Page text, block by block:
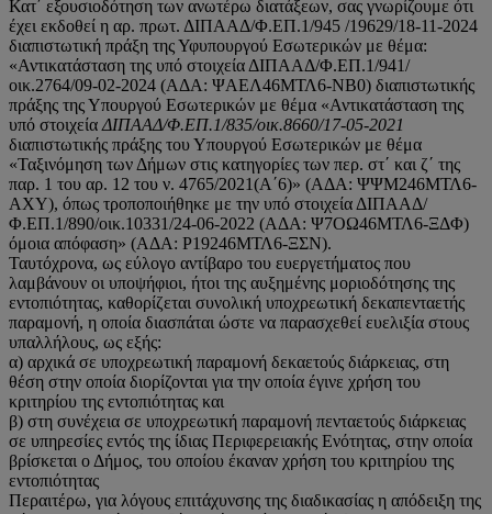
Κατ΄ εξουσιοδότηση των ανωτέρω διατάξεων, σας γνωρίζουμε ότι
έχει εκδοθεί η αρ. πρωτ. ΔΙΠΑΑΔ/Φ.ΕΠ.1/945 /19629/18-11-2024
διαπιστωτική πράξη της Υφυπουργού Εσωτερικών με θέμα:
«Αντικατάσταση της υπό στοιχεία ΔΙΠΑΑΔ/Φ.ΕΠ.1/941/
οικ.2764/09-02-2024 (ΑΔΑ: ΨΑΕΛ46ΜΤΛ6-ΝΒ0) διαπιστωτικής
πράξης της Υπουργού Εσωτερικών με θέμα «Αντικατάσταση της
υπό στοιχεία ΔΙΠΑΑΔ/Φ.ΕΠ.1/835/οικ.8660/17-05-2021
διαπιστωτικής πράξης του Υπουργού Εσωτερικών με θέμα
«Ταξινόμηση των Δήμων στις κατηγορίες των περ. στ΄ και ζ΄ της
παρ. 1 του αρ. 12 του ν. 4765/2021(Α΄6)» (ΑΔΑ: ΨΨΜ246ΜΤΛ6-
ΑΧΥ), όπως τροποποιήθηκε με την υπό στοιχεία ΔΙΠΑΑΔ/
Φ.ΕΠ.1/890/οικ.10331/24-06-2022 (ΑΔΑ: Ψ7ΟΩ46ΜΤΛ6-ΞΔΦ)
όμοια απόφαση» (ΑΔΑ: Ρ19246ΜΤΛ6-ΞΣΝ).
Ταυτόχρονα, ως εύλογο αντίβαρο του ευεργετήματος που
λαμβάνουν οι υποψήφιοι, ήτοι της αυξημένης μοριοδότησης της
εντοπιότητας, καθορίζεται συνολική υποχρεωτική δεκαπενταετής
παραμονή, η οποία διασπάται ώστε να παρασχεθεί ευελιξία στους
υπαλλήλους, ως εξής:
α) αρχικά σε υποχρεωτική παραμονή δεκαετούς διάρκειας, στη
θέση στην οποία διορίζονται για την οποία έγινε χρήση του
κριτηρίου της εντοπιότητας και
β) στη συνέχεια σε υποχρεωτική παραμονή πενταετούς διάρκειας
σε υπηρεσίες εντός της ίδιας Περιφερειακής Ενότητας, στην οποία
βρίσκεται ο Δήμος, του οποίου έκαναν χρήση του κριτηρίου της
εντοπιότητας
Περαιτέρω, για λόγους επιτάχυνσης της διαδικασίας η απόδειξη της